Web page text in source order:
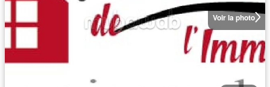
Voir la photo